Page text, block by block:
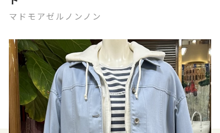
マドモアゼルノンノン